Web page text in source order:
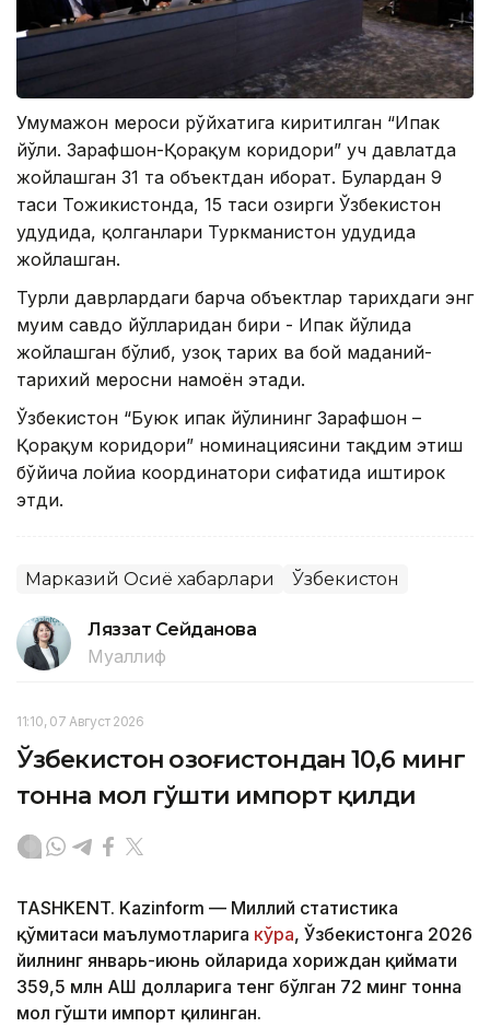
Умумҳажон мероси рўйхатига киритилган “Ипак
йўли. Зарафшон-Қорақум коридори” уч давлатда
жойлашган 31 та объектдан иборат. Булардан 9
таси Тожикистонда, 15 таси ҳозирги Ўзбекистон
ҳудудида, қолганлари Туркманистон ҳудудида
жойлашган.
Турли даврлардаги барча объектлар тарихдаги энг
муҳим савдо йўлларидан бири - Ипак йўлида
жойлашган бўлиб, узоқ тарих ва бой маданий-
тарихий меросни намоён этади.
Ўзбекистон “Буюк ипак йўлининг Зарафшон –
Қорақум коридори” номинациясини тақдим этиш
бўйича лойиҳа координатори сифатида иштирок
этди.
Марказий Осиё хабарлари Ўзбекистон
Ляззат Сейданова
Муаллиф
11:10, 07 Август 2026
Ўзбекистон Қозоғистондан 10,6 минг
тонна мол гўшти импорт қилди
TASHKENT. Kazinform — Миллий статистика
қўмитаси маълумотларига кўра, Ўзбекистонга 2026
йилнинг январь-июнь ойларида хориждан қиймати
359,5 млн АҚШ долларига тенг бўлган 72 минг тонна
мол гўшти импорт қилинган.